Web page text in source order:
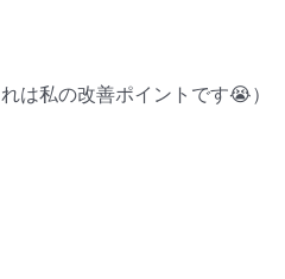
は私の改善ポイントです😭）